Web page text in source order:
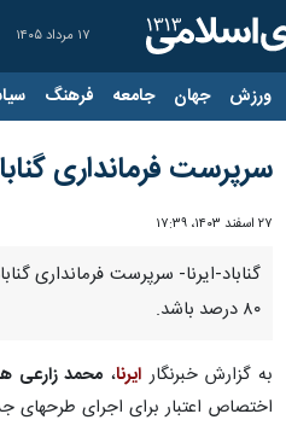
۱۷ مرداد ۱۴۰۵
ورزش جهان جامعه فرهنگ
سرپرست فرمانداری گناباد:
۲۷ اسفند ۱۴۰۳، ۱۷:۳۹
۸۰ درصد باشد.
به گزارش خبرنگار ایرنا، محمد زارعی
اختصاص اعتبار برای اجرای